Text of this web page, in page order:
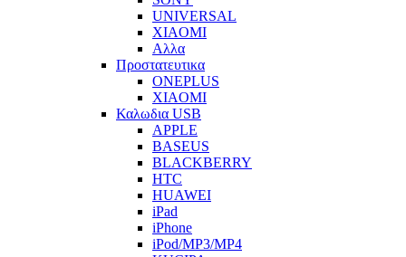
UNIVERSAL
XIAOMI
Αλλα
Προστατευτικα
ONEPLUS
XIAOMI
Καλωδια USB
APPLE
BASEUS
BLACKBERRY
HTC
HUAWEI
iPad
iPhone
iPod/MP3/MP4